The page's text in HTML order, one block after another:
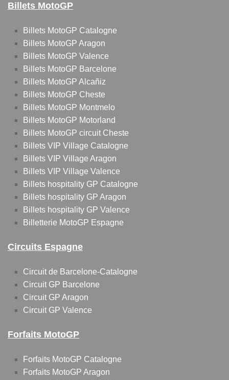
Billets MotoGP
Billets MotoGP Catalogne
Billets MotoGP Aragon
Billets MotoGP Valence
Billets MotoGP Barcelone
Billets MotoGP Alcañiz
Billets MotoGP Cheste
Billets MotoGP Montmelo
Billets MotoGP Motorland
Billets MotoGP circuit Cheste
Billets VIP Village Catalogne
Billets VIP Village Aragon
Billets VIP Village Valence
Billets hospitality GP Catalogne
Billets hospitality GP Aragon
Billets hospitality GP Valence
Billetterie MotoGP Espagne
Circuits Espagne
Circuit de Barcelone-Catalogne
Circuit GP Barcelone
Circuit GP Aragon
Circuit GP Valence
Forfaits MotoGP
Forfaits MotoGP Catalogne
Forfaits MotoGP Aragon